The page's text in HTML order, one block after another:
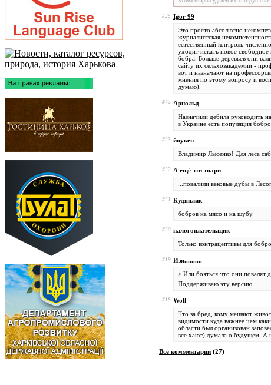
#25 Igor 99
Это просто абсолютно
журналистская
естественный контроль
уходит искать новое
бобра. Больше деревьев они
сайту их сельхозакадемии -
вот и назначают на
мнения по этому вопросу и
думаю).
#24 Арнольд
Назначили дебила руководить
в Украине есть популяция
#23 йцукен
Владимир Лысенко! Для леса
#22 А ещё эти твари
...повалили вековые дубы в
#21 Кудяплик
бобров на мясо и на шубу
#20 налогоплательщик
Только контрацептивы для
#19 Изя..........
> Или бояться что они повалят
Поддерживаю эту версию.
#18 Wolf
Что за бред, кому мешают
видимости куда важнее чем
области был организован
все хают) думала о будущем. А
Все комментарии (27)